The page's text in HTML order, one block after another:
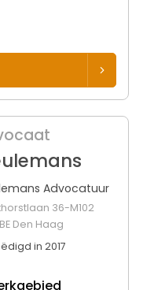
Advocatuur
36-M102
Den Haag
in 2017